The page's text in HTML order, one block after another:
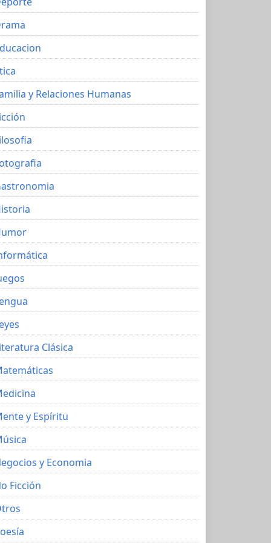
y Relaciones Humanas
Clásica
y Espíritu
y Economia
Ficción